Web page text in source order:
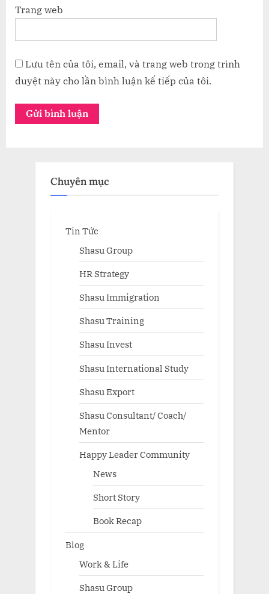
Trang web
Lưu tên của tôi, email, và trang web trong trình
duyệt này cho lần bình luận kế tiếp của tôi.
Chuyên mục
Tin Tức
Shasu Group
HR Strategy
Shasu Immigration
Shasu Training
Shasu Invest
Shasu International Study
Shasu Export
Shasu Consultant/ Coach/
Mentor
Happy Leader Community
News
Short Story
Book Recap
Blog
Work & Life
Shasu Group